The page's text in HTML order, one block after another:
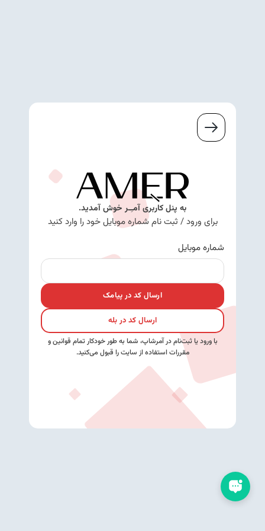
به پنل کاربری آمـِـر خوش آمدید.
برای ورود / ثبت نام شماره موبایل خود را وارد کنید
شماره موبایل
ارسال کد در پیامک
ارسال کد در بله
با ورود یا ثبت‌نام در آمرشاپ، شما به طور خودکار تمام قوانین و
مقررات استفاده از سایت را قبول می‌کنید.